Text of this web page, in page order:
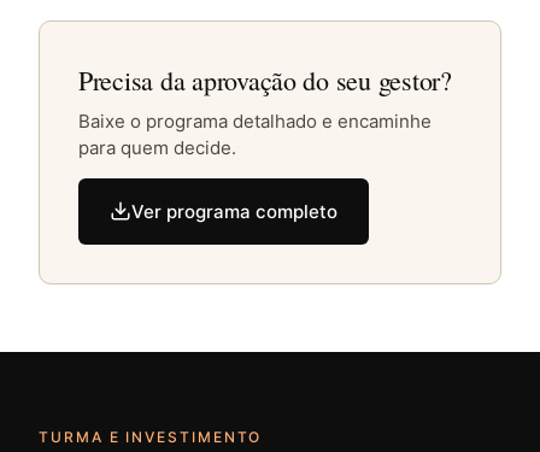
Precisa da aprovação do seu gestor?
Baixe o programa detalhado e encaminhe
para quem decide.
Ver programa completo
TURMA E INVESTIMENTO